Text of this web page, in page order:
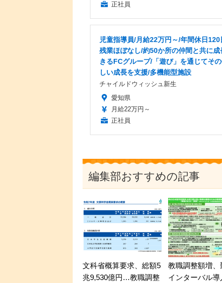
正社員
児童指導員/月給22万円～/年間休日120
残業ほぼなし/約50か所の仲間と共に成
きるFCグループ/「遊び」を通じてそ
しい成長を支援/多機能型施設
チャイルドウィッシュ新生
愛知県
月給22万円～
正社員
編集部おすすめの記事
文科省概算要求、総額5
兆9,530億円…教職調整
教職調整額増、
インターバル